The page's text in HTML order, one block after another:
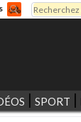
Rechercher
SPORT